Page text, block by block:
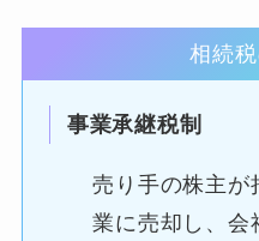
相続
事業承継税制
売り手の株主が
業に売却し、会